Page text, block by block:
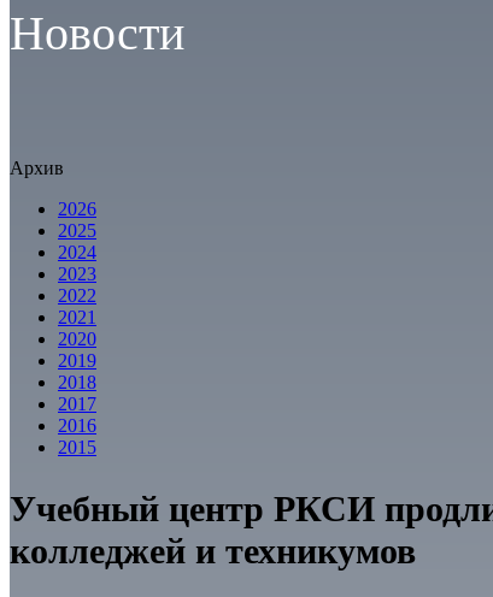
Новости
Архив
2026
2025
2024
2023
2022
2021
2020
2019
2018
2017
2016
2015
Учебный центр РКСИ
колледжей и техникумов